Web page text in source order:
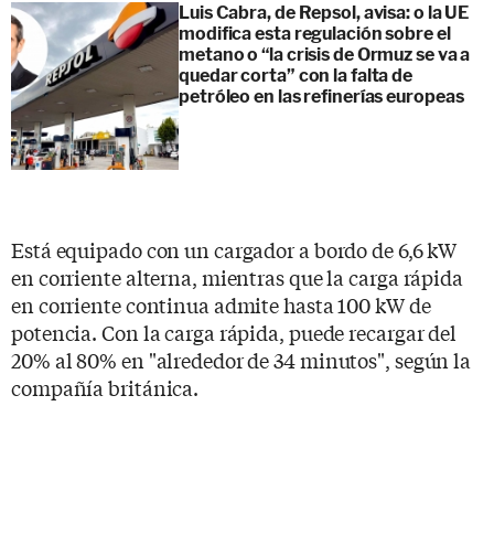
Luis Cabra, de Repsol, avisa: o la UE
modifica esta regulación sobre el
metano o “la crisis de Ormuz se va a
quedar corta” con la falta de
petróleo en las refinerías europeas
Está equipado con un cargador a bordo de 6,6 kW
en corriente alterna, mientras que la carga rápida
en corriente continua admite hasta 100 kW de
potencia. Con la carga rápida, puede recargar del
20% al 80% en "alrededor de 34 minutos", según la
compañía británica.